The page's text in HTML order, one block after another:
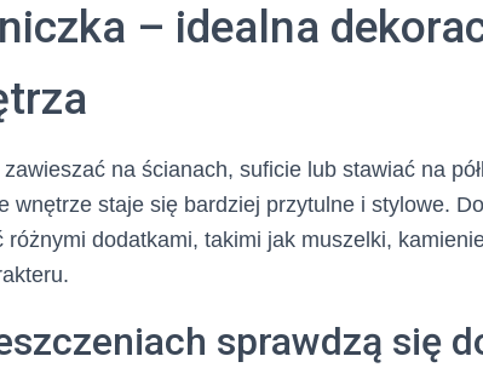
– idealna
na ścianach, suficie lub stawiać na
wnętrze staje się bardziej przytulne i stylowe.
różnymi dodatkami, takimi jak muszelki,
sprawdzą się